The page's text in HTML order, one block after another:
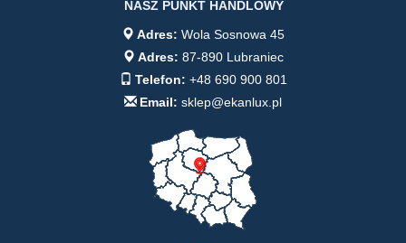
NASZ PUNKT HANDLOWY
Adres: Wola Sosnowa 45
Adres: 87-890 Lubraniec
Telefon: +48 690 900 801
Email: sklep@ekanlux.pl